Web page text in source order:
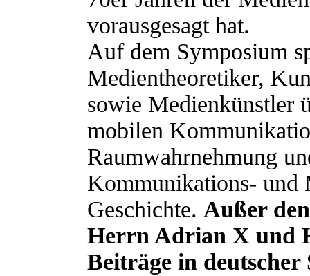
vorausgesagt hat.
Auf dem Symposium
Medientheoretiker,
sowie Medienkünstler
mobilen
Raumwahrnehmung
Kommunikations- und
Geschichte. Außer
Herrn Adrian X und
Beiträge in deutscher